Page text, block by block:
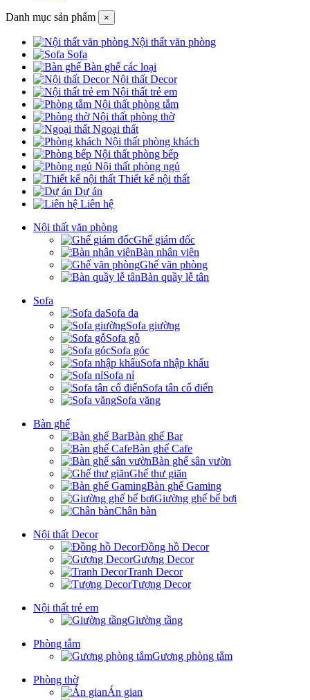
Danh mục sản phẩm ×
Nội thất văn phòng
Sofa
Bàn ghế các loại
Nội thất Decor
Nội thất trẻ em
Nội thất phòng tắm
Nội thất phòng thờ
Ngoại thất
Nội thất phòng khách
Nội thất phòng bếp
Nội thất phòng ngủ
Thiết kế nội thất
Dự án
Liên hệ
Nội thất văn phòng
Ghế giám đốc
Bàn nhân viên
Ghế văn phòng
Bàn quầy lễ tân
Sofa
Sofa da
Sofa giường
Sofa gỗ
Sofa góc
Sofa nhập khẩu
Sofa nỉ
Sofa tân cổ điển
Sofa văng
Bàn ghế
Bàn ghế Bar
Bàn ghế Cafe
Bàn ghế sân vườn
Ghế thư giãn
Bàn ghế Gaming
Giường ghế bể bơi
Chân bàn
Nội thất Decor
Đồng hồ Decor
Gương Decor
Tranh Decor
Tượng Decor
Nội thất trẻ em
Giường tầng
Phòng tắm
Gương phòng tắm
Phòng thờ
Án gian